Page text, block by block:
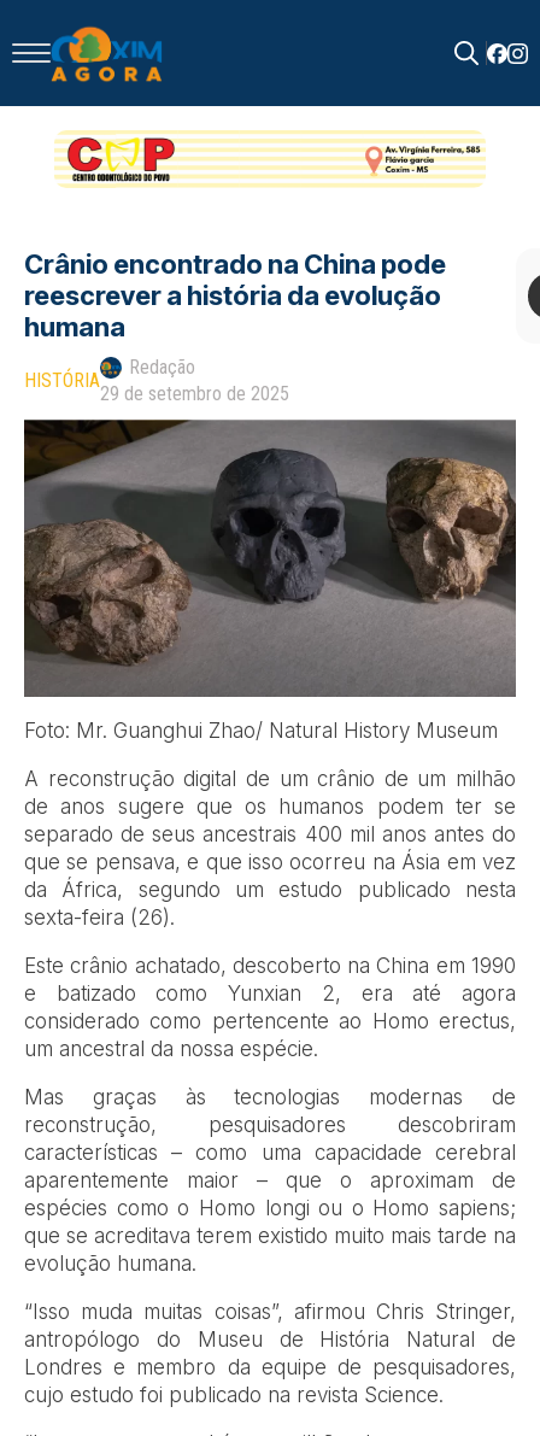
for:
Crânio encontrado na China pode
reescrever a história da evolução
humana
HISTÓRIA
Redação
29 de setembro de 2025
Foto: Mr. Guanghui Zhao/ Natural History Museum
A reconstrução digital de um crânio de um milhão
de anos sugere que os humanos podem ter se
separado de seus ancestrais 400 mil anos antes do
que se pensava, e que isso ocorreu na Ásia em vez
da África, segundo um estudo publicado nesta
sexta-feira (26).
Este crânio achatado, descoberto na China em 1990
e batizado como Yunxian 2, era até agora
considerado como pertencente ao Homo erectus,
um ancestral da nossa espécie.
Mas graças às tecnologias modernas de
reconstrução, pesquisadores descobriram
características – como uma capacidade cerebral
aparentemente maior – que o aproximam de
espécies como o Homo longi ou o Homo sapiens;
que se acreditava terem existido muito mais tarde na
evolução humana.
“Isso muda muitas coisas”, afirmou Chris Stringer,
antropólogo do Museu de História Natural de
Londres e membro da equipe de pesquisadores,
cujo estudo foi publicado na revista Science.